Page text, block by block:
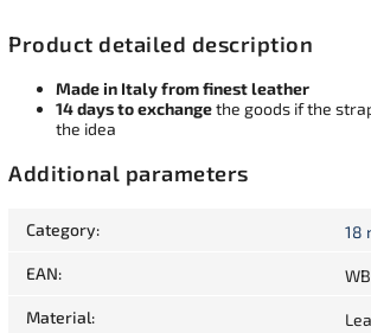
Product detailed description
Made in Italy from finest leather
14 days to exchangethe goods if the
the idea
Additional parameters
Category: 18
EAN:
Material: